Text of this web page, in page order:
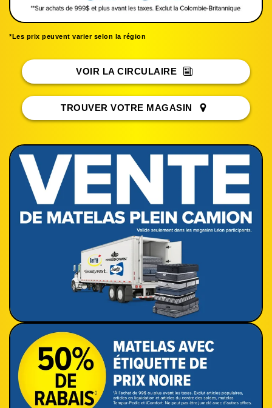
*Les prix peuvent varier selon la région
VOIR LA CIRCULAIRE
TROUVER VOTRE MAGASIN